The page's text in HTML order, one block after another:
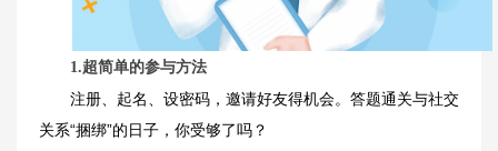
1.超简单的参与方法
注册、起名、设密码，邀请好友得机会。答题通关与社交
关系“捆绑”的日子，你受够了吗？